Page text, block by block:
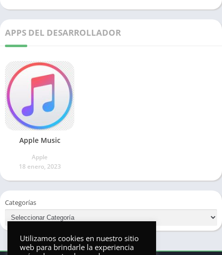
APPS DEL DESARROLLADOR
Apple Music
Apple
18 enero, 2023
Categorías
Utilizamos cookies en nuestro sitio
web para brindarle la experiencia